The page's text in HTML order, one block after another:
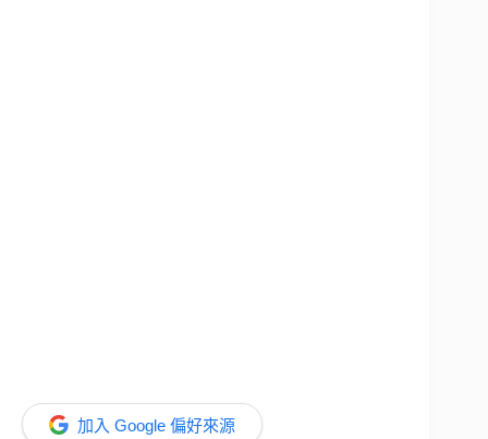
加入 Google 偏好來源